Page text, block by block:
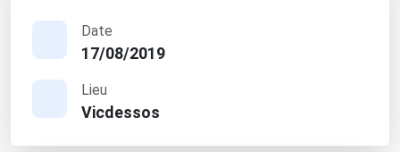
Date
17/08/2019
Lieu
Vicdessos